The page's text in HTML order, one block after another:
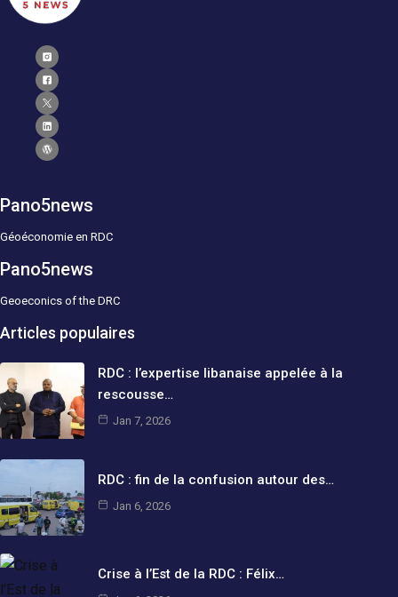
Pano5news
Géoéconomie en RDC
Pano5news
Geoeconics of the DRC
Articles populaires
RDC : l’expertise libanaise appelée à la
rescousse…
Jan 7, 2026
RDC : fin de la confusion autour des…
Jan 6, 2026
Crise à l’Est de la RDC : Félix…